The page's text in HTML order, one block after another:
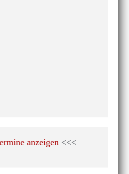
anzeigen<<<